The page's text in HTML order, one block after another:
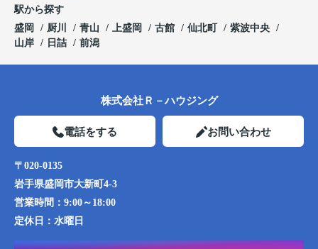
駅から探す
盛岡
厨川 青山 上盛岡 古館 仙北町
紫波中央
山岸
日詰 前潟
株式会社Ｒ－ハウジング
電話をする お問い合わせ
〒020-0135
岩手県盛岡市大新町4-3
営業時間： 9:00～18:00
定休日： 水曜日